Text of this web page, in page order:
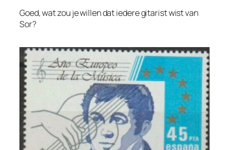
Goed, wat zou je willen dat iederegitaristwist van
Sor?